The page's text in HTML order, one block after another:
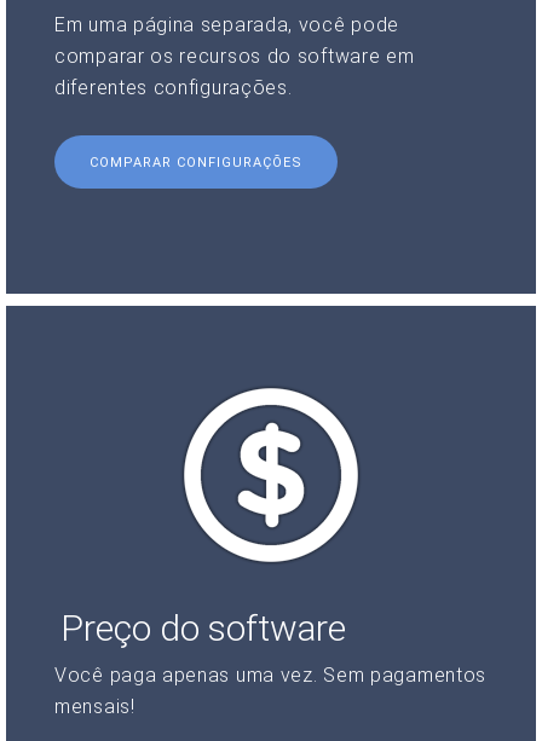
Em uma página separada, você pode
comparar os recursos do software em
diferentes configurações.
COMPARAR CONFIGURAÇÕES
Preço do software
Você paga apenas uma vez. Sem pagamentos
mensais!